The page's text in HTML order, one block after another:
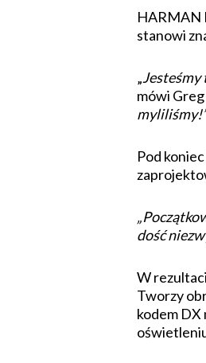
HARMAN
stanowi
„Jesteśmy
mówi
Pod
dość
W
Tworzy
kodem DX